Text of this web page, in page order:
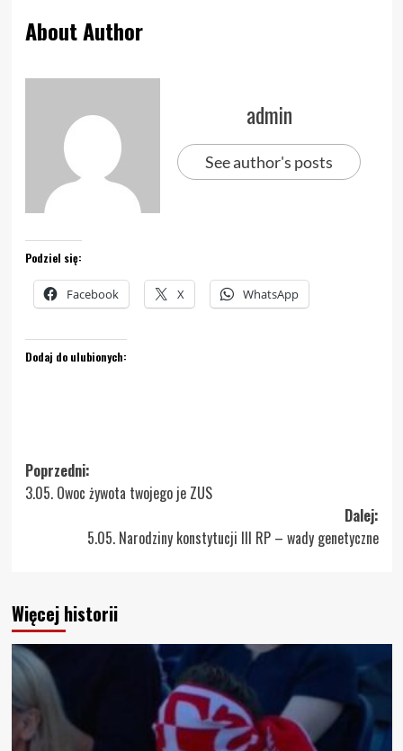
About Author
admin
See author's posts
Podziel się:
Facebook X WhatsApp
Dodaj do ulubionych:
Zobacz
wpisy
Poprzedni:
3.05. Owoc żywota twojego je ZUS
Dalej:
5.05. Narodziny konstytucji III RP – wady genetyczne
Więcej historii